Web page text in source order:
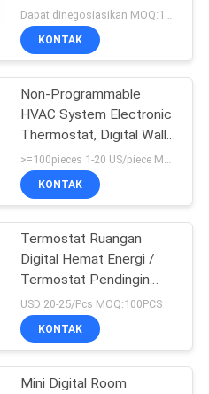
Programmable mingguan
termostat ruang
terprogram
Dapat dinegosiasikan MOQ:100PCS
KONTAK
Non-Programmable
HVAC System Electronic
Thermostat, Digital Wall
Thermostat
KONTAK
Termostat Ruangan
Digital Hemat Energi /
Termostat Pendingin
Udara
USD 20-25/Pcs MOQ:100PCS
KONTAK
Mini Digital Room